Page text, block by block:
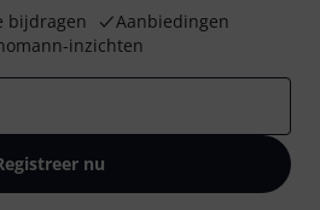
bijdragen
Aanbiedingen
inzichten
nu